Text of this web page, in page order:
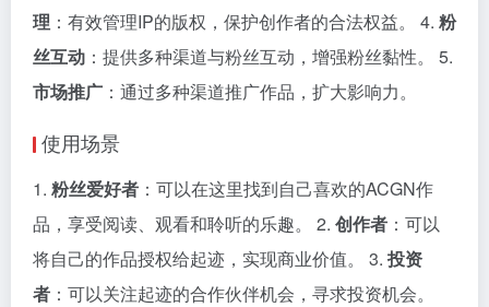
理 ：有效管理IP的版权，保护创作者的合法权益。 4. 粉
丝互动 ：提供多种渠道与粉丝互动，增强粉丝黏性。 5.
市场推广 ：通过多种渠道推广作品，扩大影响力。
使用场景
1. 粉丝爱好者 ：可以在这里找到自己喜欢的ACGN作
品，享受阅读、观看和聆听的乐趣。 2. 创作者 ：可以
将自己的作品授权给起迹，实现商业价值。 3. 投资
者 ：可以关注起迹的合作伙伴机会，寻求投资机会。